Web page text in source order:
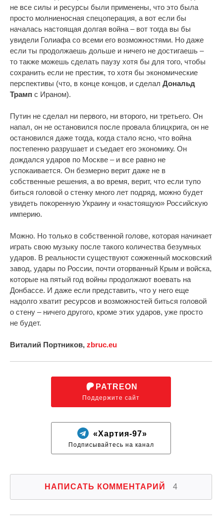
не все силы и ресурсы были применены, что это была
просто молниеносная спецоперация, а вот если бы
началась настоящая долгая война – вот тогда вы бы
увидели Голиафа со всеми его возможностями. Но даже
если ты продолжаешь дольше и ничего не достигаешь –
то также можешь сделать паузу хотя бы для того, чтобы
сохранить если не престиж, то хотя бы экономические
перспективы (что, в конце концов, и сделал Дональд
Трамп с Ираном).
Путин не сделал ни первого, ни второго, ни третьего. Он
напал, он не остановился после провала блицкрига, он не
остановился даже тогда, когда стало ясно, что война
постепенно разрушает и съедает его экономику. Он
дождался ударов по Москве – и все равно не
успокаивается. Он безмерно верит даже не в
собственные решения, а во время, верит, что если тупо
биться головой о стенку много лет подряд, можно будет
увидеть покоренную Украину и «настоящую» Российскую
империю.
Можно. Но только в собственной голове, которая начинает
играть свою музыку после такого количества безумных
ударов. В реальности существуют сожженный московский
завод, удары по России, почти оторванный Крым и войска,
которые на пятый год войны продолжают воевать на
Донбассе. И даже если представить, что у него еще
надолго хватит ресурсов и возможностей биться головой
о стену – ничего другого, кроме этих ударов, уже просто
не будет.
Виталий Портников, zbruc.eu
PATREON
Поддержите сайт
«Хартия-97»
Подписывайтесь на канал
НАПИСАТЬ КОММЕНТАРИЙ 4